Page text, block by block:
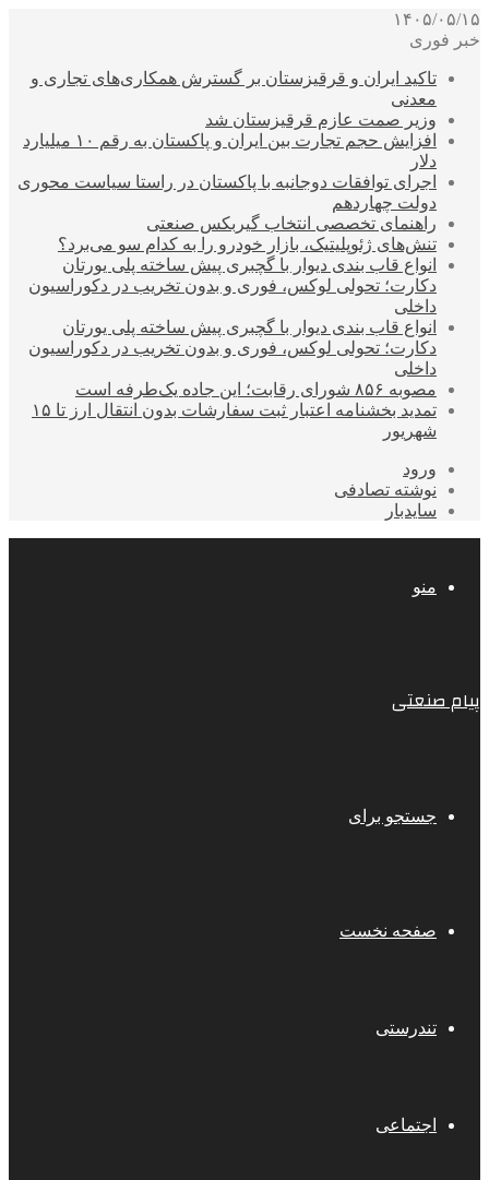
۱۴۰۵/۰۵/۱۵
خبر فوری
تاکید ایران و قرقیزستان بر گسترش همکاری‌های تجاری و
معدنی
وزیر صمت عازم قرقیزستان شد
افزایش حجم تجارت بین ایران و پاکستان به رقم ۱۰ میلیارد
دلار
اجرای توافقات دوجانبه با پاکستان در راستا سیاست محوری
دولت چهاردهم
راهنمای تخصصی انتخاب گیربکس صنعتی
تنش‌های ژئوپلیتیک، بازار خودرو را به کدام سو می‌برد؟
انواع قاب بندی دیوار با گچبری پیش ساخته پلی یورتان
دکارت؛ تحولی لوکس، فوری و بدون تخریب در دکوراسیون
داخلی
انواع قاب بندی دیوار با گچبری پیش ساخته پلی یورتان
دکارت؛ تحولی لوکس، فوری و بدون تخریب در دکوراسیون
داخلی
مصوبه ۸۵۶ شورای رقابت؛ این جاده یک‌طرفه است
تمدید بخشنامه اعتبار ثبت سفارشات بدون انتقال ارز تا ۱۵
شهریور
ورود
نوشته تصادفی
سایدبار
منو
پیام صنعتی
جستجو برای
صفحه نخست
تندرستی
اجتماعی